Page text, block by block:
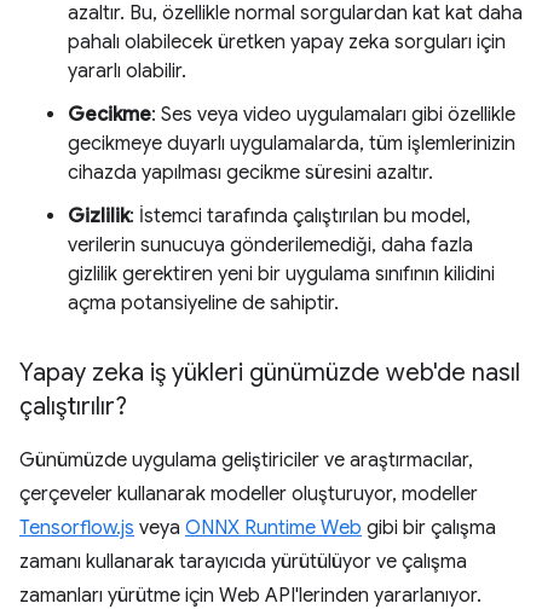
azaltır. Bu, özellikle normal sorgulardan kat kat daha
pahalı olabilecek üretken yapay zeka sorguları için
yararlı olabilir.
Gecikme: Ses veya video uygulamaları gibi özellikle
gecikmeye duyarlı uygulamalarda, tüm işlemlerinizin
cihazda yapılması gecikme süresini azaltır.
Gizlilik: İstemci tarafında çalıştırılan bu model,
verilerin sunucuya gönderilemediği, daha fazla
gizlilik gerektiren yeni bir uygulama sınıfının kilidini
açma potansiyeline de sahiptir.
Yapay zeka iş yükleri günümüzde web'de nasıl
çalıştırılır?
Günümüzde uygulama geliştiriciler ve araştırmacılar,
çerçeveler kullanarak modeller oluşturuyor, modeller
Tensorflow.js veya ONNX Runtime Web gibi bir çalışma
zamanı kullanarak tarayıcıda yürütülüyor ve çalışma
zamanları yürütme için Web API'lerinden yararlanıyor.